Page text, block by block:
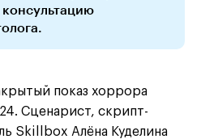
показ хоррора
Сценарист, скрипт-
Skillbox Алёна Куделина